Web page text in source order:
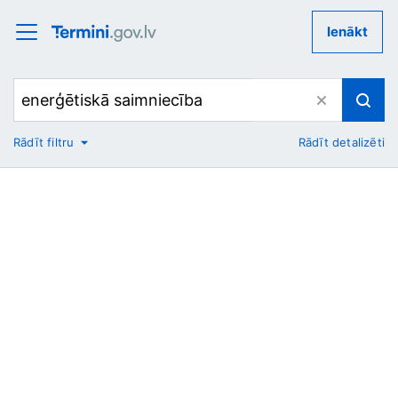
Ienākt
No
Rādīt filtru Rādīt detalizēti